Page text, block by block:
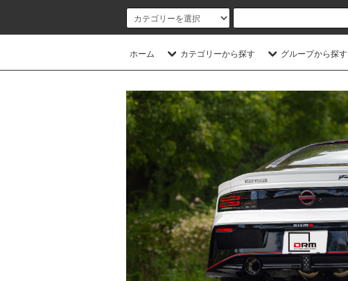
ホーム カテゴリーから探す グループから探す